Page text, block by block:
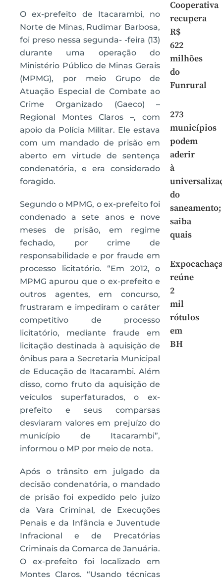
O ex-prefeito de Itacarambi, no
Norte de Minas, Rudimar Barbosa,
foi preso nessa segunda- -feira (13)
durante uma operação do
Ministério Público de Minas Gerais
(MPMG), por meio Grupo de
Atuação Especial de Combate ao
Crime Organizado (Gaeco) –
Regional Montes Claros –, com
apoio da Polícia Militar. Ele estava
com um mandado de prisão em
aberto em virtude de sentença
condenatória, e era considerado
foragido.
Segundo o MPMG, o ex-prefeito foi
condenado a sete anos e nove
meses de prisão, em regime
fechado, por crime de
responsabilidade e por fraude em
processo licitatório. “Em 2012, o
MPMG apurou que o ex-prefeito e
outros agentes, em concurso,
frustraram e impediram o caráter
competitivo de processo
licitatório, mediante fraude em
licitação destinada à aquisição de
ônibus para a Secretaria Municipal
de Educação de Itacarambi. Além
disso, como fruto da aquisição de
veículos superfaturados, o ex-
prefeito e seus comparsas
desviaram valores em prejuízo do
município de Itacarambi”,
informou o MP por meio de nota.
Após o trânsito em julgado da
decisão condenatória, o mandado
de prisão foi expedido pelo juízo
da Vara Criminal, de Execuções
Penais e da Infância e Juventude
Infracional e de Precatórias
Criminais da Comarca de Januária.
O ex-prefeito foi localizado em
Montes Claros. “Usando técnicas
Cooperativa
recupera
R$
622
milhões
do
Funrural
273
municípios
podem
aderir
à
do
saneamento;
saiba
quais
reúne
2
mil
rótulos
em
BH